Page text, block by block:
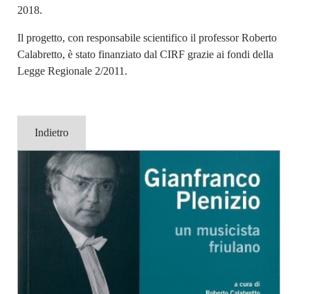
2018.
Il progetto, con responsabile scientifico il professor Roberto
Calabretto, è stato finanziato dal CIRF grazie ai fondi della
Legge Regionale 2/2011.
Indietro